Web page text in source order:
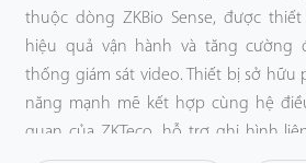
thuộc dòng ZKBio Sense, được
hiệu quả vận hành và tăng cường
thống giám sát video. Thiết bị sở hữu
năng mạnh mẽ kết hợp cùng hệ
quan của ZKTeco, hỗ trợ ghi hình